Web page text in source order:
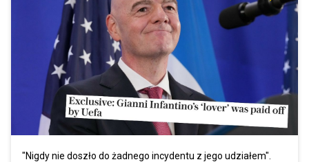
"Nigdy nie doszło do żadnego incydentu z jego udziałem".